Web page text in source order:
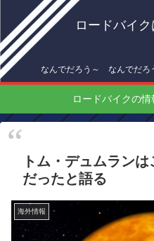
ロードバイ
なんでだろう～ なんでだろ
ロードバイクの
トム・デュムラン
だったと語る
海外情報